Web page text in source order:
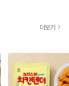
더보기